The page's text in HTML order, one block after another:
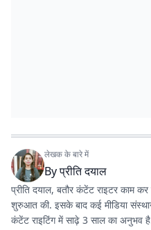
लेखक के बारे में
Byप्रीति दयाल
प्रीति दयाल, बतौर कंटेंट राइटर काम
शुरुआत की. इसके बाद कई मीडिया
कंटेंट राइटिंग में साढ़े 3 साल का